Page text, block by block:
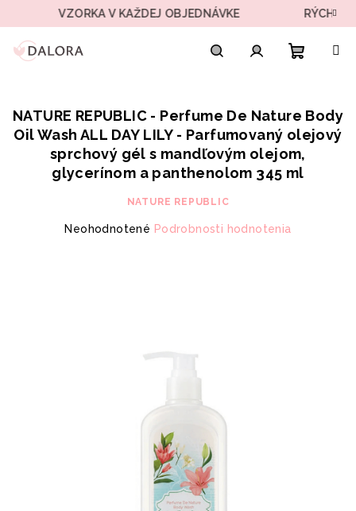
obsah
VZORKA V KAŽDEJ OBJEDNÁVKE RÝCHLE
košík
NATURE REPUBLIC - Perfume De Nature Body
Oil Wash ALL DAY LILY - Parfumovaný olejový
sprchový gél s mandľovým olejom,
glycerínom a panthenolom 345 ml
NATURE REPUBLIC
Priemerné
Neohodnotené Podrobnosti hodnotenia